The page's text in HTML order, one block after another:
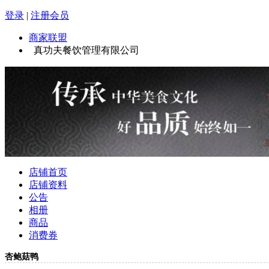
登录 | 注册会员
商家联盟
真功夫餐饮管理有限公司
店铺首页
店铺资料
公告
相册
商品
消费券
杏鲍菇鸭